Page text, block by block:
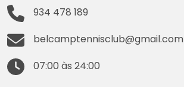
934 478 189
belcamptennisclub@gmail.com
07:00 às 24:00